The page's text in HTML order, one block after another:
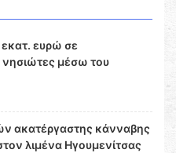
ευρώ σε
νησιώτες μέσω του
ακατέργαστης κάνναβης
λιμένα Ηγουμενίτσας